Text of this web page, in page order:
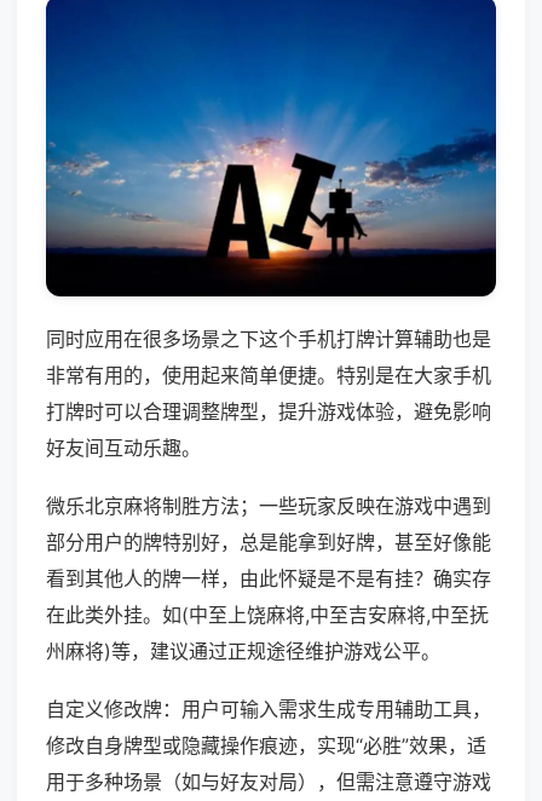
同时应用在很多场景之下这个手机打牌计算辅助也是
非常有用的，使用起来简单便捷。特别是在大家手机
打牌时可以合理调整牌型，提升游戏体验，避免影响
好友间互动乐趣。
微乐北京麻将制胜方法；一些玩家反映在游戏中遇到
部分用户的牌特别好，总是能拿到好牌，甚至好像能
看到其他人的牌一样，由此怀疑是不是有挂？确实存
在此类外挂。如(中至上饶麻将,中至吉安麻将,中至抚
州麻将)等，建议通过正规途径维护游戏公平。
自定义修改牌：用户可输入需求生成专用辅助工具，
修改自身牌型或隐藏操作痕迹，实现“必胜”效果，适
用于多种场景（如与好友对局），但需注意遵守游戏